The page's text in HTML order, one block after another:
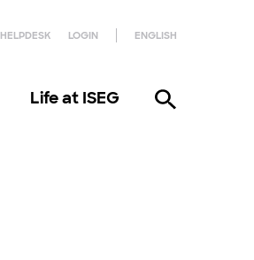
HELPDESK LOGIN ENGLISH
Life at ISEG